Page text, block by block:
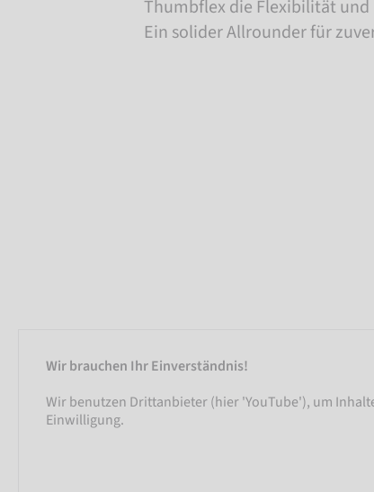
Thumbflex die Flexibilität und
Ein solider Allrounder für
Wir brauchen Ihr Einverständnis!
Wir benutzen Drittanbieter (hier 'YouTube'), um
Einwilligung.